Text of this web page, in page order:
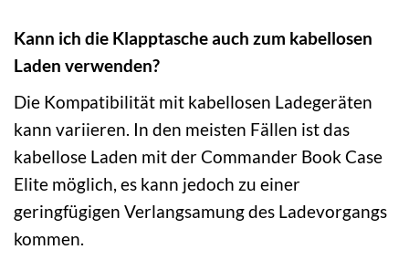
Kann ich die Klapptasche auch zum kabellosen
Laden verwenden?
Die Kompatibilität mit kabellosen Ladegeräten
kann variieren. In den meisten Fällen ist das
kabellose Laden mit der Commander Book Case
Elite möglich, es kann jedoch zu einer
geringfügigen Verlangsamung des Ladevorgangs
kommen.